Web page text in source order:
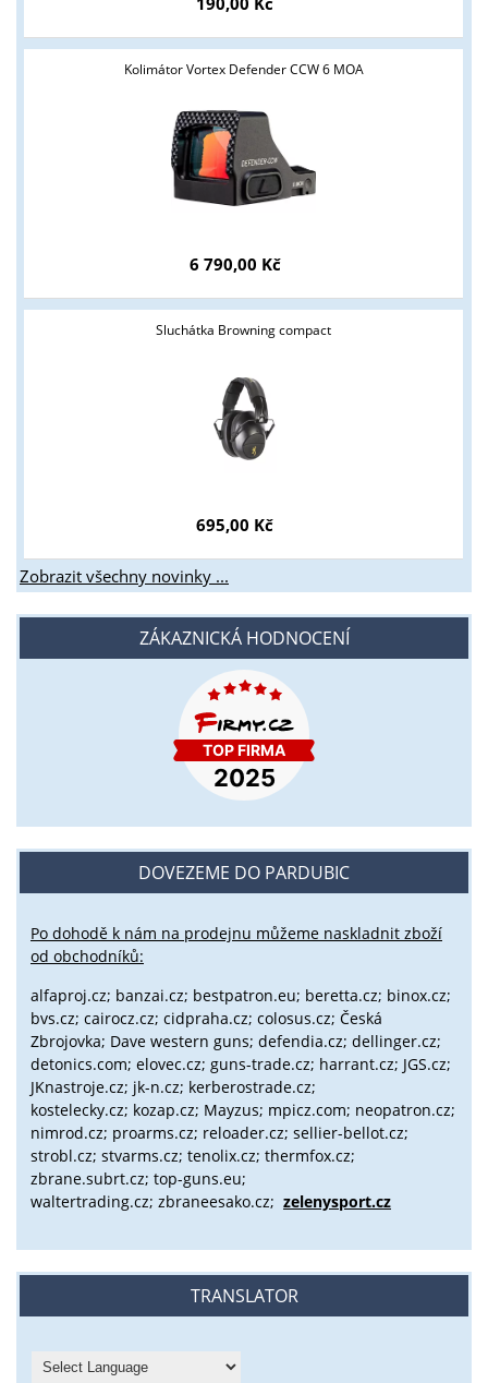
Kolimátor Vortex Defender CCW 6 MOA
6 790,00 Kč
Sluchátka Browning compact
695,00 Kč
Zobrazit všechny novinky ...
ZÁKAZNICKÁ HODNOCENÍ
DOVEZEME DO PARDUBIC
Po dohodě k nám na prodejnu můžeme naskladnit zboží
od obchodníků:
alfaproj.cz; banzai.cz; bestpatron.eu; beretta.cz; binox.cz;
bvs.cz; cairocz.cz; cidpraha.cz; colosus.cz; Česká
Zbrojovka; Dave western guns; defendia.cz; dellinger.cz;
detonics.com; elovec.cz; guns-trade.cz; harrant.cz; JGS.cz;
JKnastroje.cz; jk-n.cz; kerberostrade.cz;
kostelecky.cz; kozap.cz; Mayzus; mpicz.com; neopatron.cz;
nimrod.cz; proarms.cz; reloader.cz; sellier-bellot.cz;
strobl.cz; stvarms.cz; tenolix.cz; thermfox.cz;
zbrane.subrt.cz; top-guns.eu;
waltertrading.cz; zbraneesako.cz; zelenysport.cz
TRANSLATOR
Tyto stránky jsou určeny pouze odborné veřejnosti od 18 let a
podnikatelům v oblasti zbraně a střelivo. Splňujete tyto
podmínky?
ANO